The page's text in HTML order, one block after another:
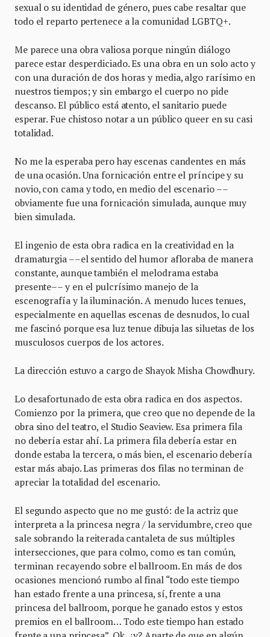
sexual o su identidad de género, pues cabe resaltar que
todo el reparto pertenece a la comunidad LGBTQ+.
Me parece una obra valiosa porque ningún diálogo
parece estar desperdiciado. Es una obra en un solo acto y
con una duración de dos horas y media, algo rarísimo en
nuestros tiempos; y sin embargo el cuerpo no pide
descanso. El público está atento, el sanitario puede
esperar. Fue chistoso notar a un público queer en su casi
totalidad.
No me la esperaba pero hay escenas candentes en más
de una ocasión. Una fornicación entre el príncipe y su
novio, con cama y todo, en medio del escenario ––
obviamente fue una fornicación simulada, aunque muy
bien simulada.
El ingenio de esta obra radica en la creatividad en la
dramaturgia ––el sentido del humor afloraba de manera
constante, aunque también el melodrama estaba
presente–– y en el pulcrísimo manejo de la
escenografía y la iluminación. A menudo luces tenues,
especialmente en aquellas escenas de desnudos, lo cual
me fascinó porque esa luz tenue dibuja las siluetas de los
musculosos cuerpos de los actores.
La dirección estuvo a cargo de Shayok Misha Chowdhury.
Lo desafortunado de esta obra radica en dos aspectos.
Comienzo por la primera, que creo que no depende de la
obra sino del teatro, el Studio Seaview. Esa primera fila
no debería estar ahí. La primera fila debería estar en
donde estaba la tercera, o más bien, el escenario debería
estar más abajo. Las primeras dos filas no terminan de
apreciar la totalidad del escenario.
El segundo aspecto que no me gustó: de la actriz que
interpreta a la princesa negra / la servidumbre, creo que
sale sobrando la reiterada cantaleta de sus múltiples
intersecciones, que para colmo, como es tan común,
terminan recayendo sobre el ballroom. En más de dos
ocasiones mencionó rumbo al final “todo este tiempo
han estado frente a una princesa, sí, frente a una
princesa del ballroom, porque he ganado estos y estos
premios en el ballroom… Todo este tiempo han estado